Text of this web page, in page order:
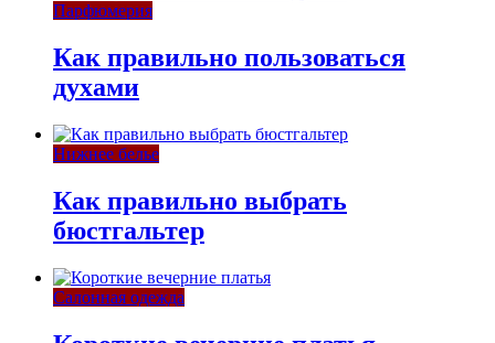
Парфюмерия
Как правильно пользоваться
духами
Нижнее белье
Как правильно выбрать
бюстгальтер
Салонная одежда